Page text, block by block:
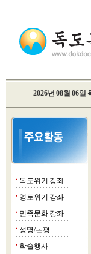
2026년 08월 06일
■ 독도위기 강좌
■ 영토위기 강좌
■ 민족문화 강좌
■ 성명/논평
■ 학술행사